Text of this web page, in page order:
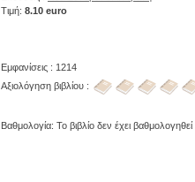
Τιμή: 8.10 euro
Εμφανίσεις : 1214
Αξιολόγηση βιβλίου :
Βαθμολογία: Το βιβλίο δεν έχει